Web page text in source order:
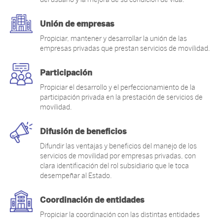
Unión de empresas
Propiciar, mantener y desarrollar la unión de las
empresas privadas que prestan servicios de movilidad.
Participación
Propiciar el desarrollo y el perfeccionamiento de la
participación privada en la prestación de servicios de
movilidad.
Difusión de beneficios
Difundir las ventajas y beneficios del manejo de los
servicios de movilidad por empresas privadas, con
clara identificación del rol subsidiario que le toca
desempeñar al Estado.
Coordinación de entidades
Propiciar la coordinación con las distintas entidades